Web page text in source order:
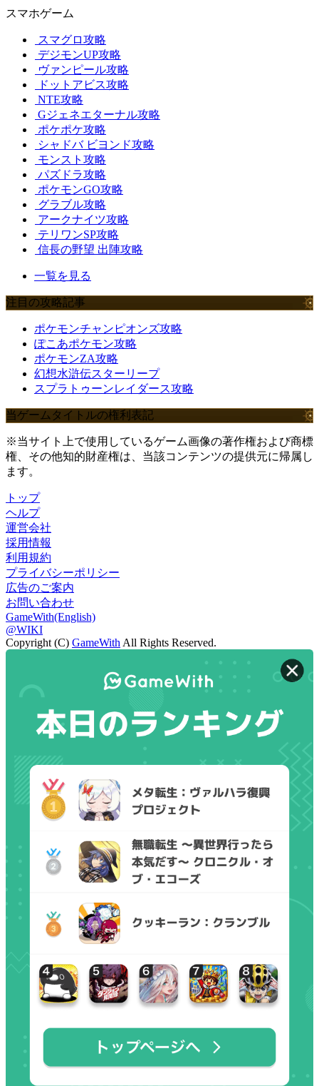
スマホゲーム
スマグロ攻略
デジモンUP攻略
ヴァンピール攻略
ドットアビス攻略
NTE攻略
Gジェネエターナル攻略
ポケポケ攻略
シャドバ ビヨンド攻略
モンスト攻略
パズドラ攻略
ポケモンGO攻略
グラブル攻略
アークナイツ攻略
テリワンSP攻略
信長の野望 出陣攻略
一覧を見る
注目の攻略記事
ポケモンチャンピオンズ攻略
ぽこあポケモン攻略
ポケモンZA攻略
幻想水滸伝スターリープ
スプラトゥーンレイダース攻略
当ゲームタイトルの権利表記
※当サイト上で使用しているゲーム画像の著作権および商標
権、その他知的財産権は、当該コンテンツの提供元に帰属し
ます。
トップ
ヘルプ
運営会社
採用情報
利用規約
プライバシーポリシー
広告のご案内
お問い合わせ
GameWith(English)
@WIKI
Copyright (C) GameWith All Rights Reserved.